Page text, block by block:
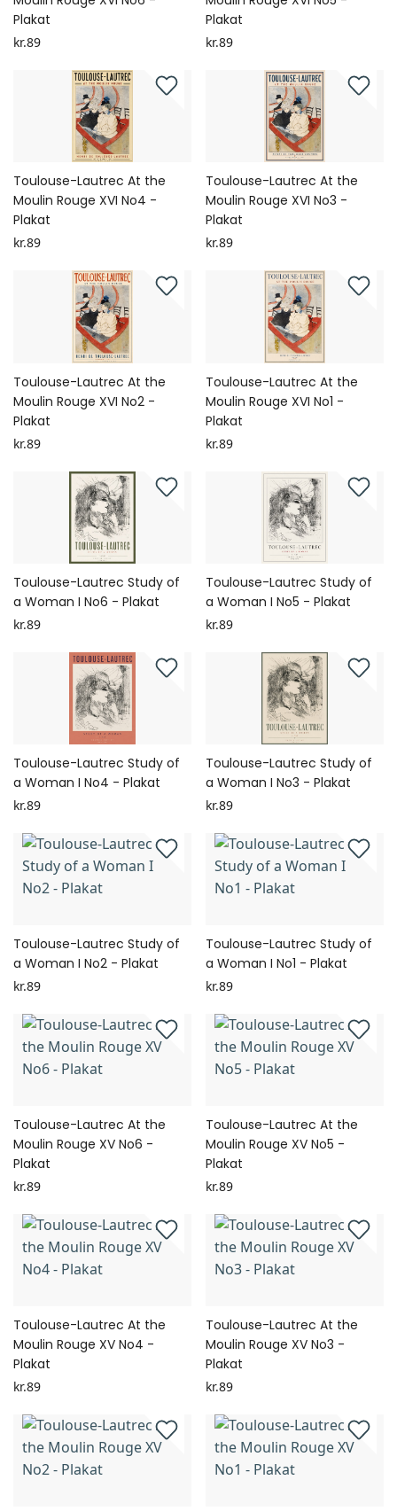
Plakat
kr.89
Plakat
kr.89
Toulouse-Lautrec At the
Moulin Rouge XVI No4 -
Plakat
kr.89
Toulouse-Lautrec At the
Moulin Rouge XVI No3 -
Plakat
kr.89
Toulouse-Lautrec At the
Moulin Rouge XVI No2 -
Plakat
kr.89
Toulouse-Lautrec At the
Moulin Rouge XVI No1 -
Plakat
kr.89
Toulouse-Lautrec Study of
a Woman I No6 - Plakat
kr.89
Toulouse-Lautrec Study of
a Woman I No5 - Plakat
kr.89
Toulouse-Lautrec Study of
a Woman I No4 - Plakat
kr.89
Toulouse-Lautrec Study of
a Woman I No3 - Plakat
kr.89
Toulouse-Lautrec Study of
a Woman I No2 - Plakat
kr.89
Toulouse-Lautrec Study of
a Woman I No1 - Plakat
kr.89
Toulouse-Lautrec At the
Moulin Rouge XV No6 -
Plakat
kr.89
Toulouse-Lautrec At the
Moulin Rouge XV No5 -
Plakat
kr.89
Toulouse-Lautrec At the
Moulin Rouge XV No4 -
Plakat
kr.89
Toulouse-Lautrec At the
Moulin Rouge XV No3 -
Plakat
kr.89